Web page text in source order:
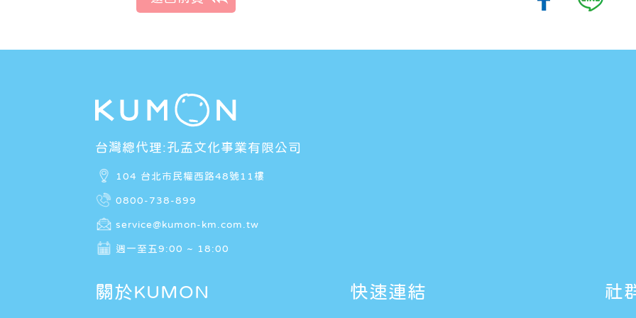
台灣總代理:孔孟文化事業有限公司
104 台北市民權西路48號11樓
0800-738-899
service@kumon-km.com.tw
週一至五9:00 ~ 18:00
關於KUMON 快速連結 社